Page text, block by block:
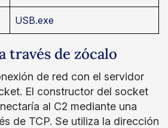
USB.exe
través de zócalo
de red con el servidor
El constructor del socket
al C2 mediante una
de TCP. Se utiliza la dirección